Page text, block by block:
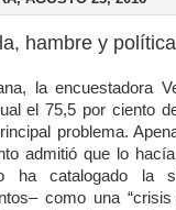
hambre y política
la encuestadora
el 75,5 por ciento
problema.
admitió que lo
ha catalogado la
como una